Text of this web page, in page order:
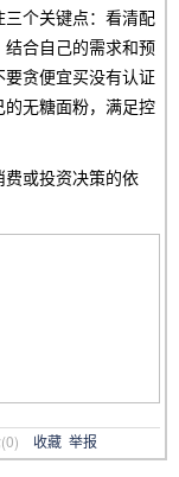
个关键点：看清配
合自己的需求和预
贪便宜买没有认证
无糖面粉，满足控
或投资决策的依
0) 收藏 举报